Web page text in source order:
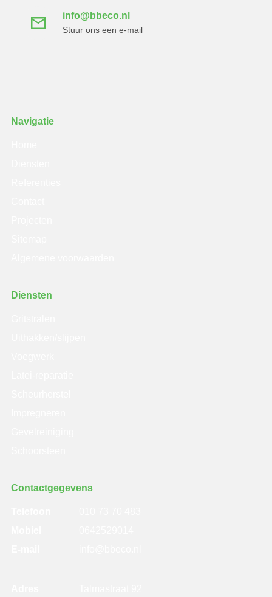
info@bbeco.nl
Stuur ons een e-mail
Navigatie
Diensten
Contactgegevens